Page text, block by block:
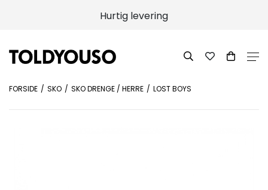
Hurtig levering
FORSIDE SKO SKO DRENGE / HERRE LOST BOYS